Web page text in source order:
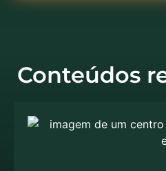
Conteúdos